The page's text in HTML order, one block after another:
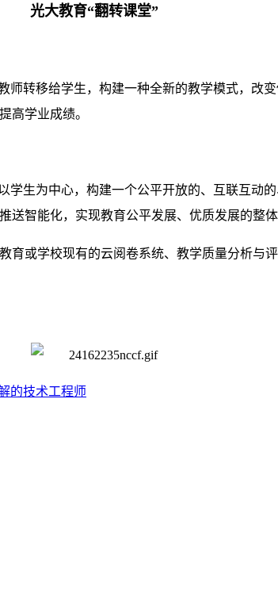
光大教育“翻转课堂”
转移给学生，构建一种全新的教学模式，改
高学业成绩。
生为中心，构建一个公平开放的、互联互动
智能化，实现教育公平发展、优质发展的整体
或学校现有的云阅卷系统、教学质量分析与
的技术工程师